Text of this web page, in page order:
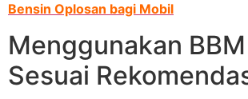
Bensin Oplosan bagi Mobil
Menggunakan
Sesuai